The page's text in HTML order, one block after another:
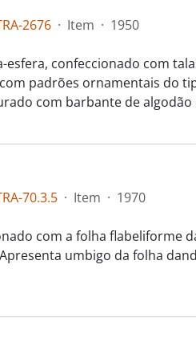
2676 · Item · 1950
esfera, confeccionado com
padrões ornamentais do
com barbante de
70.3.5 · Item · 1970
com a folha flabeliforme
umbigo da folha